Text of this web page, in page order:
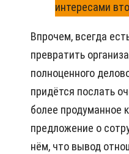
интересами
Впрочем, всегда
превратить
полноценного
придётся послать
более продуманное
предложение о
нём, что вывод